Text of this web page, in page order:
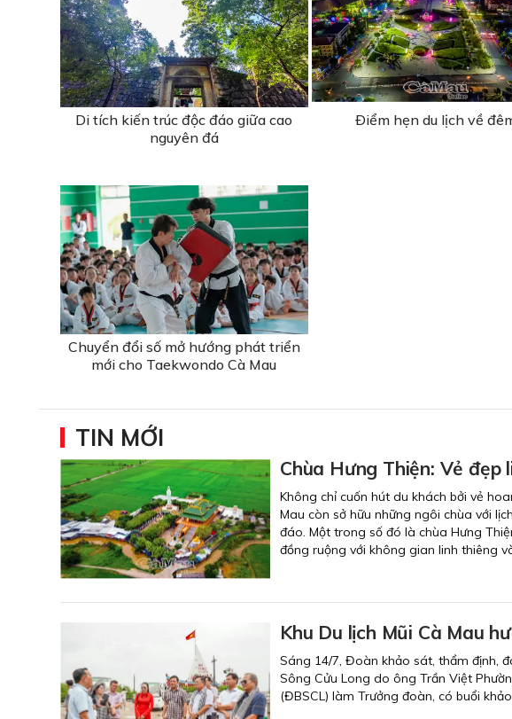
Di tích kiến trúc độc đáo giữa cao
nguyên đá
Ðiểm hẹn du lịch về
Chuyển đổi số mở hướng phát triển
mới cho Taekwondo Cà Mau
TIN MỚI
Chùa Hưng Thiện: Vẻ
Không chỉ cuốn hút du khách bởi vẻ
Mau còn sở hữu những ngôi chùa với
đáo. Một trong số đó là chùa Hưng
đồng ruộng với không gian linh thiêng
Khu Du lịch Mũi Cà Mau
Sáng 14/7, Đoàn khảo sát, thẩm định,
Sông Cửu Long do ông Trần Việt
(ĐBSCL) làm Trưởng đoàn, có buổi